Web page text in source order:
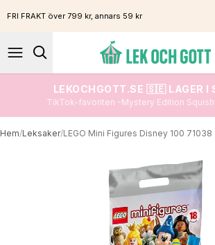
FRI FRAKT över 799 kr, annars 59 kr
LEKOCHGOTT.SE 🇸🇪 LAGER I
TikTok-favoriten -Mystery Edition
Hem/Leksaker/LEGO Mini Figures Disney 100 71038